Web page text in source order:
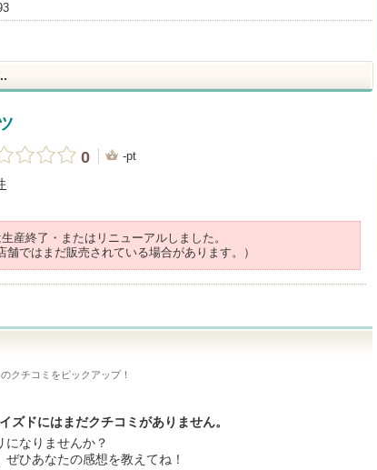
0
-pt
産終了・またはリニューアルしました。
舗ではまだ販売されている場合があります。）
クチコミをピックアップ！
ズドにはまだクチコミがありません。
になりませんか？
ひあなたの感想を教えてね！